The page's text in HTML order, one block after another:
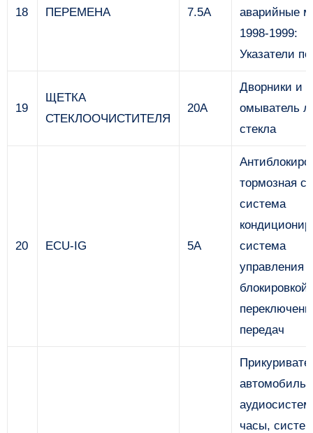
18 ПЕРЕМЕНА 7.5A
аварийные
1998-1999:
Указатели
19
ЩЕТКА
СТЕКЛООЧИСТИТЕЛЯ
20А
Дворники и
омыватель
стекла
20 ECU-IG 5A
тормозная
система
система
управления
блокировкой
передач
часы,